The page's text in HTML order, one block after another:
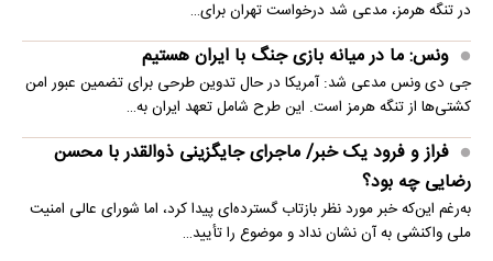
در تنگه هرمز، مدعی شد درخواست تهران برای…
ونس: ما در میانه بازی جنگ با ایران هستیم
جی دی ونس مدعی شد: آمریکا در حال تدوین طرحی برای تضمین عبور امن
کشتی‌ها از تنگه هرمز است. این طرح شامل تعهد ایران به…
فراز و فرود یک خبر/ ماجرای جایگزینی ذوالقدر با محسن
رضایی چه بود؟
به‌رغم این‌که خبر مورد نظر بازتاب گسترده‌ای پیدا کرد، اما شورای عالی امنیت
ملی واکنشی به آن نشان نداد و موضوع را تأیید…